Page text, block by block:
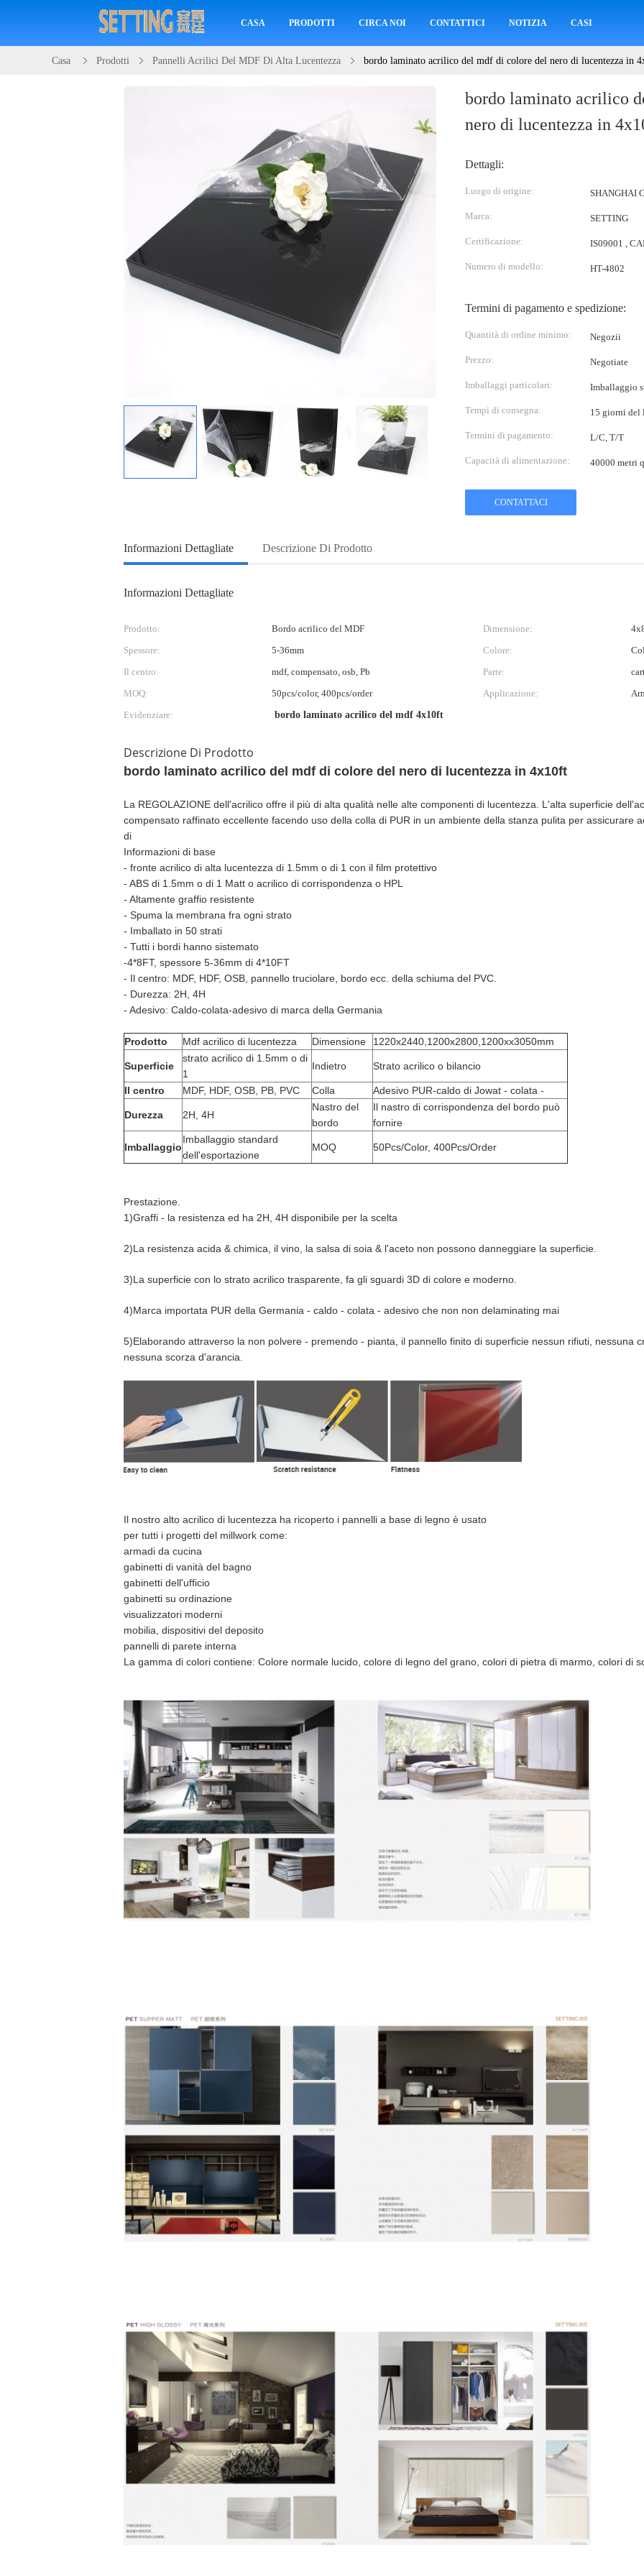
CASA PRODOTTI CIRCA NOI CONTATTICI NOTIZIA CASI
Casa Prodotti Pannelli Acrilici Del MDF Di Alta Lucentezza bordo laminato acrilico del mdf di colore del nero di lucentezza in
bordo laminato acrilico
nero di lucentezza in
Dettagli:
Luogo di origine: SHANGHAI
Marca: SETTING
Certificazione: IS09001 ,
Numero di modello: HT-4802
Termini di pagamento e spedizione:
Quantità di ordine minimo: Negozii
Prezzo: Negotiate
Imballaggi particolari: Imballaggio
Tempi di consegna: 15 giorni del
Termini di pagamento: L/C, T/T
Capacità di alimentazione: 40000 metri
CONTATTACI
Informazioni Dettagliate Descrizione Di Prodotto
Informazioni Dettagliate
Prodotto: Bordo acrilico del MDF Dimensione:
Spessore:
5-36mm Colore:
Il centro:
mdf, compensato, osb, Pb Parte:
MOQ:
50pcs/color, 400pcs/order Applicazione:
Evidenziare:
bordo laminato acrilico del mdf 4x10ft
Descrizione Di Prodotto
bordo laminato acrilico del mdf di colore del nero di lucentezza in 4x10ft
La REGOLAZIONE dell'acrilico offre il più di alta qualità nelle alte componenti di lucentezza. L'alta superficie
compensato raffinato eccellente facendo uso della colla di PUR in un ambiente della stanza pulita per assicurare
di
Informazioni di base
- fronte acrilico di alta lucentezza di 1.5mm o di 1 con il film protettivo
- ABS di 1.5mm o di 1 Matt o acrilico di corrispondenza o HPL
- Altamente graffio resistente
- Spuma la membrana fra ogni strato
- Imballato in 50 strati
- Tutti i bordi hanno sistemato
-4*8FT, spessore 5-36mm di 4*10FT
- Il centro: MDF, HDF, OSB, pannello truciolare, bordo ecc. della schiuma del PVC.
- Durezza: 2H, 4H
- Adesivo: Caldo-colata-adesivo di marca della Germania
Prodotto Mdf acrilico di lucentezza Dimensione 1220x2440,1200x2800,1200xx3050mm
Superficie
strato acrilico di 1.5mm o di
1
Indietro Strato acrilico o bilancio
Il centro MDF, HDF, OSB, PB, PVC Colla Adesivo PUR-caldo di Jowat - colata -
Durezza 2H, 4H
Nastro del
bordo
Il nastro di corrispondenza del bordo può
fornire
Imballaggio
Imballaggio standard
dell'esportazione
MOQ 50Pcs/Color, 400Pcs/Order
Prestazione.
1)Graffi - la resistenza ed ha 2H, 4H disponibile per la scelta
2)La resistenza acida & chimica, il vino, la salsa di soia & l'aceto non possono danneggiare la superficie.
3)La superficie con lo strato acrilico trasparente, fa gli sguardi 3D di colore e moderno.
4)Marca importata PUR della Germania - caldo - colata - adesivo che non non delaminating mai
5)Elaborando attraverso la non polvere - premendo - pianta, il pannello finito di superficie nessun rifiuti, nessuna
nessuna scorza d'arancia.
Il nostro alto acrilico di lucentezza ha ricoperto i pannelli a base di legno è usato
per tutti i progetti del millwork come:
armadi da cucina
gabinetti di vanità del bagno
gabinetti dell'ufficio
gabinetti su ordinazione
visualizzatori moderni
mobilia, dispositivi del deposito
pannelli di parete interna
La gamma di colori contiene: Colore normale lucido, colore di legno del grano, colori di pietra di marmo, colori di